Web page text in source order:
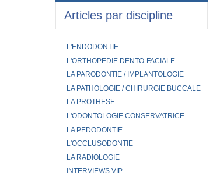
Articles par discipline
L'ENDODONTIE
L'ORTHOPEDIE DENTO-FACIALE
LA PARODONTIE / IMPLANTOLOGIE
LA PATHOLOGIE / CHIRURGIE BUCCALE
LA PROTHESE
L'ODONTOLOGIE CONSERVATRICE
LA PEDODONTIE
L'OCCLUSODONTIE
LA RADIOLOGIE
INTERVIEWS VIP